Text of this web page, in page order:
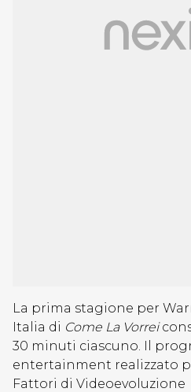
La prima stagione per
Italia di Come La Vorrei
30 minuti ciascuno. Il
entertainment realizzato
Fattori di Videoevoluzione